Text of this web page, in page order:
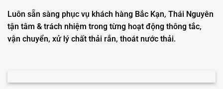
Luôn sẵn sàng phục vụ khách hàng Bắc Kạn, Thái Nguyên
tận tâm & trách nhiệm trong từng hoạt động thông tắc,
vận chuyển, xử lý chất thải rắn, thoát nước thải.